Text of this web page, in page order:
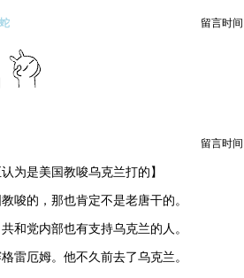
留言时间
留言时间
认为是美国教唆乌克兰打的】
唆的，那也肯定不是老唐干的。
和党内部也有支持乌克兰的人。
雷厄姆。他不久前去了乌克兰。